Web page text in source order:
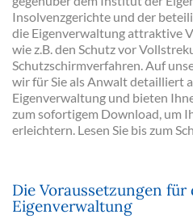
Insolvenzgerichte und der
die Eigenverwaltung attraktive
wie z.B. den Schutz vor
Schutzschirmverfahren. Auf
wir für Sie als Anwalt detailliert
Eigenverwaltung und bieten
zum sofortigem Download, um
erleichtern. Lesen Sie bis zum
Die Voraussetzungen
Eigenverwaltung